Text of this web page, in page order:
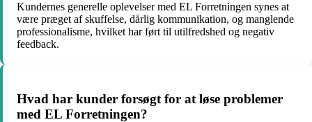
Kundernes generelle oplevelser med EL Forretningen synes at
være præget af skuffelse, dårlig kommunikation, og manglende
professionalisme, hvilket har ført til utilfredshed og negativ
feedback.
Hvad har kunder forsøgt for at løse problemer
med EL Forretningen?